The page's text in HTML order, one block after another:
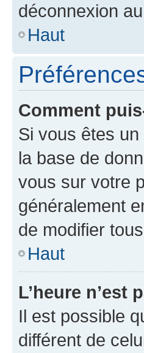
déconnexion
Haut
Comment
Si vous êtes
la base de
vous sur votre
généralement
de modifier
Haut
L’heure n’est
Il est possible
différent de